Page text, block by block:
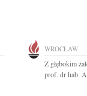
WROCŁAW
Z głębokim
prof. dr hab.